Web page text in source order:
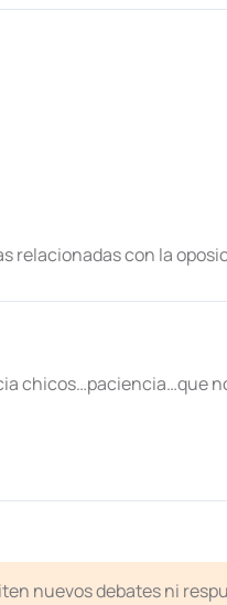
relacionadas con la
chicos…paciencia…que
nuevos debates ni